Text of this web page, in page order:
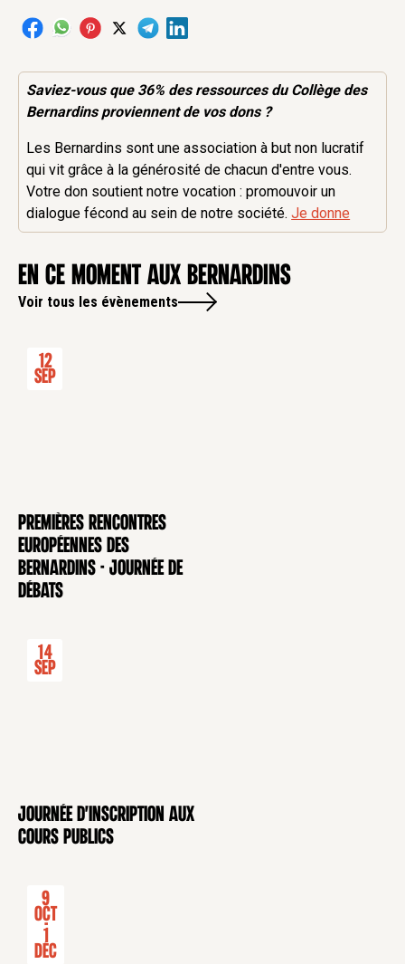
Saviez-vous que 36% desressourcesdu Collège des
Bernardins proviennent de vos dons ?
Les Bernardins sont une association à but non lucratif
qui vit grâce à la générosité de chacun d'entre vous.
Votre don soutient notre vocation : promouvoir un
dialogue fécond au sein de notre société.Je donne
en ce moment aux Bernardins
Voir tous les évènements
CONFÉRENCE
12
Sep
Premières rencontres
européennes des
Bernardins - Journée de
débats
CONFÉRENCE
14
Sep
Journée d'inscription aux
cours publics
9
Oct
-
1
Déc